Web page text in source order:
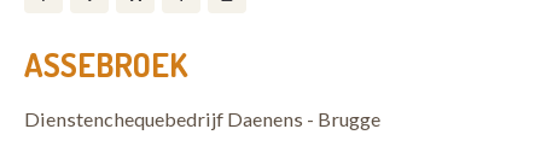
ASSEBROEK
Dienstenchequebedrijf Daenens - Brugge